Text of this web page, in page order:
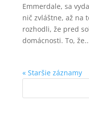
Emmerdale, sa
nič zvláštne, až na
rozhodli, že pred
domácnosti. To,
« Staršie záznamy